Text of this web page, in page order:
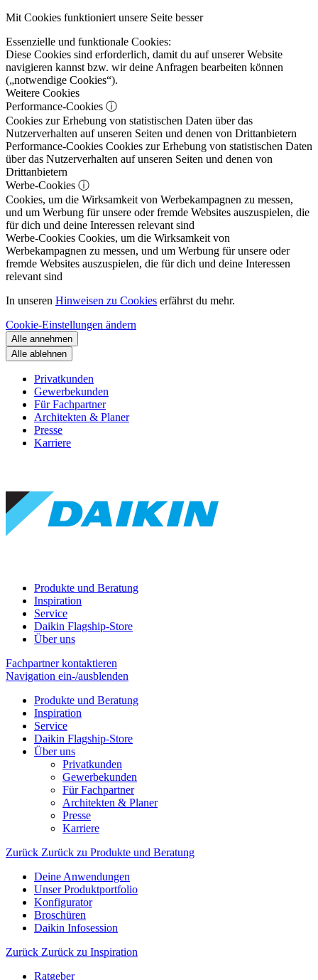
Mit Cookies funktioniert unsere Seite besser
Essenzielle und funktionale Cookies:
Diese Cookies sind erforderlich, damit du auf unserer Website
navigieren kannst bzw. wir deine Anfragen bearbeiten können
(„notwendige Cookies“).
Weitere Cookies
Performance-Cookies ⓘ
Cookies zur Erhebung von statistischen Daten über das
Nutzerverhalten auf unseren Seiten und denen von Drittanbietern
Performance-Cookies Cookies zur Erhebung von statistischen Daten
über das Nutzerverhalten auf unseren Seiten und denen von
Drittanbietern
Werbe-Cookies ⓘ
Cookies, um die Wirksamkeit von Werbekampagnen zu messen,
und um Werbung für unsere oder fremde Websites auszuspielen, die
für dich und deine Interessen relevant sind
Werbe-Cookies Cookies, um die Wirksamkeit von
Werbekampagnen zu messen, und um Werbung für unsere oder
fremde Websites auszuspielen, die für dich und deine Interessen
relevant sind
In unseren Hinweisen zu Cookies erfährst du mehr.
Cookie-Einstellungen ändern
Alle annehmen
Alle ablehnen
Privatkunden
Gewerbekunden
Für Fachpartner
Architekten & Planer
Presse
Karriere
Produkte und Beratung
Inspiration
Service
Daikin Flagship-Store
Über uns
Fachpartner kontaktieren
Navigation ein-/ausblenden
Produkte und Beratung
Inspiration
Service
Daikin Flagship-Store
Über uns
Privatkunden
Gewerbekunden
Für Fachpartner
Architekten & Planer
Presse
Karriere
Zurück Zurück zu Produkte und Beratung
Deine Anwendungen
Unser Produktportfolio
Konfigurator
Broschüren
Daikin Infosession
Zurück Zurück zu Inspiration
Ratgeber